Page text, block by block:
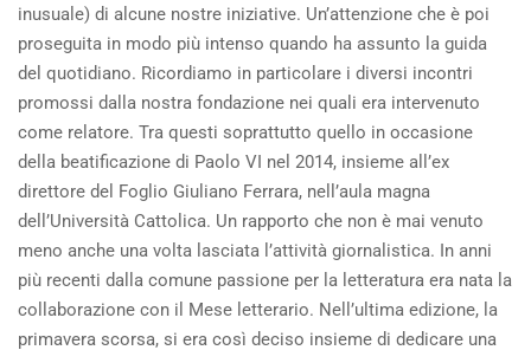
inusuale) di alcune nostre iniziative. Un’attenzione che è poi
proseguita in modo più intenso quando ha assunto la guida
del quotidiano. Ricordiamo in particolare i diversi incontri
promossi dalla nostra fondazione nei quali era intervenuto
come relatore. Tra questi soprattutto quello in occasione
della beatificazione di Paolo VI nel 2014, insieme all’ex
direttore del Foglio Giuliano Ferrara, nell’aula magna
dell’Università Cattolica. Un rapporto che non è mai venuto
meno anche una volta lasciata l’attività giornalistica. In anni
più recenti dalla comune passione per la letteratura era nata la
collaborazione con il Mese letterario. Nell’ultima edizione, la
primavera scorsa, si era così deciso insieme di dedicare una